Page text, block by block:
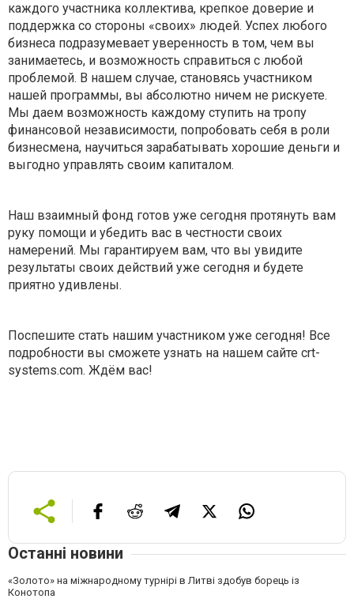
каждого участника коллектива, крепкое доверие и
поддержка со стороны «своих» людей. Успех любого
бизнеса подразумевает уверенность в том, чем вы
занимаетесь, и возможность справиться с любой
проблемой. В нашем случае, становясь участником
нашей программы, вы абсолютно ничем не рискуете.
Мы даем возможность каждому ступить на тропу
финансовой независимости, попробовать себя в роли
бизнесмена, научиться зарабатывать хорошие деньги и
выгодно управлять своим капиталом.
Наш взаимный фонд готов уже сегодня протянуть вам
руку помощи и убедить вас в честности своих
намерений. Мы гарантируем вам, что вы увидите
результаты своих действий уже сегодня и будете
приятно удивлены.
Поспешите стать нашим участником уже сегодня! Все
подробности вы сможете узнать на нашем сайте crt-
systems.com. Ждём вас!
Останні новини
«Золото» на міжнародному турнірі в Литві здобув борець із
Конотопа